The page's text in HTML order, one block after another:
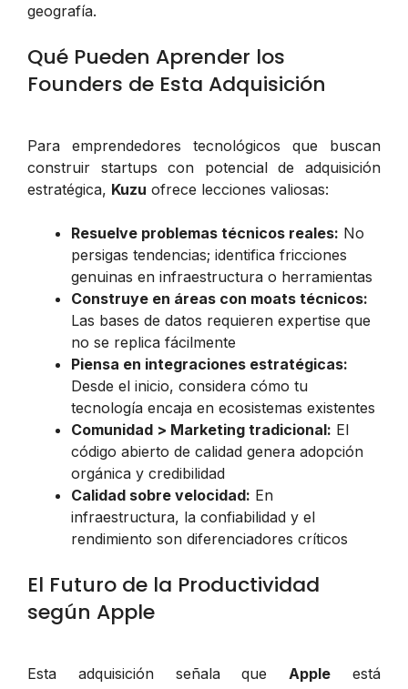
geografía.
Qué Pueden Aprender los
Founders de Esta Adquisición
Para emprendedores tecnológicos que buscan
construir startups con potencial de adquisición
estratégica, Kuzu ofrece lecciones valiosas:
Resuelve problemas técnicos reales: No
persigas tendencias; identifica fricciones
genuinas en infraestructura o herramientas
Construye en áreas con moats técnicos:
Las bases de datos requieren expertise que
no se replica fácilmente
Piensa en integraciones estratégicas:
Desde el inicio, considera cómo tu
tecnología encaja en ecosistemas existentes
Comunidad > Marketing tradicional: El
código abierto de calidad genera adopción
orgánica y credibilidad
Calidad sobre velocidad: En
infraestructura, la confiabilidad y el
rendimiento son diferenciadores críticos
El Futuro de la Productividad
según Apple
Esta adquisición señala que Apple está